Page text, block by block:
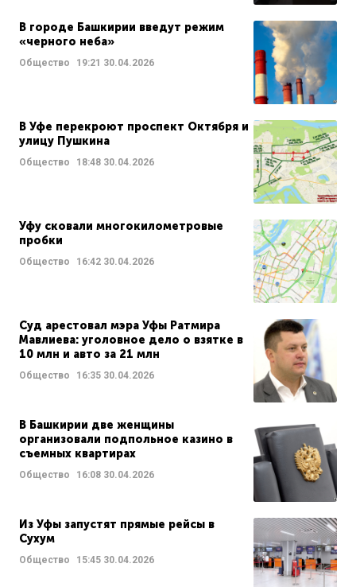
В городе Башкирии введут режим
«черного неба»
Общество 19:21 30.04.2026
В Уфе перекроют проспект Октября и
улицу Пушкина
Общество 18:48 30.04.2026
Уфу сковали многокилометровые
пробки
Общество 16:42 30.04.2026
Суд арестовал мэра Уфы Ратмира
Мавлиева: уголовное дело о взятке в
10 млн и авто за 21 млн
Общество 16:35 30.04.2026
В Башкирии две женщины
организовали подпольное казино в
съемных квартирах
Общество 16:08 30.04.2026
Из Уфы запустят прямые рейсы в
Сухум
Общество 15:45 30.04.2026